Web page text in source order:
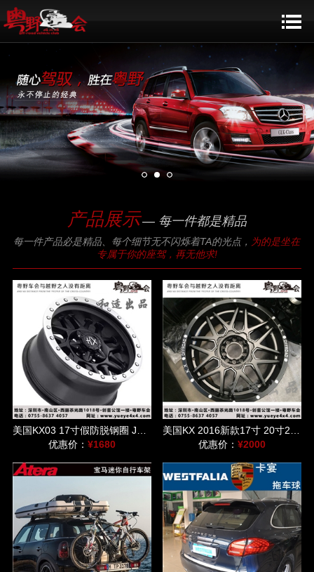
产品展示— 每一件都是精品
每一件产品必是精品、每个细节无不闪烁着TA的光点， 为的是坐在
专属于你的座驾，再无他求!
优惠价： ¥1680
优惠价：¥2000